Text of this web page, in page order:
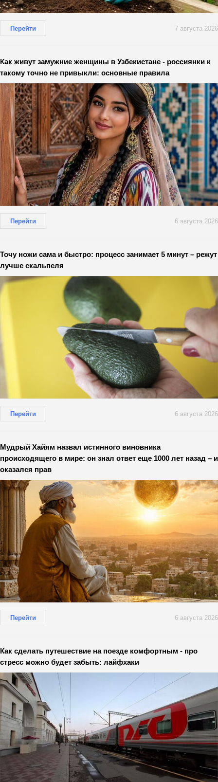
Перейти 7 августа 2026
Как живут замужние женщины в Узбекистане - россиянки к
такому точно не привыкли: основные правила
Перейти 6 августа 2026
Точу ножи сама и быстро: процесс занимает 5 минут – режут
лучше скальпеля
Перейти 6 августа 2026
Мудрый Хайям назвал истинного виновника
происходящего в мире: он знал ответ еще 1000 лет назад – и
оказался прав
Перейти 6 августа 2026
Как сделать путешествие на поезде комфортным - про
стресс можно будет забыть: лайфхаки